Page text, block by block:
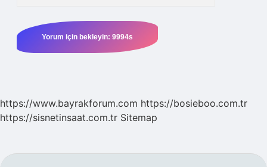
https://www.bayrakforum.com https://bosieboo.com.tr
https://sisnetinsaat.com.tr Sitemap